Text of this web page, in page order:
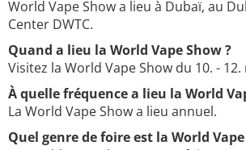
World Vape Show a lieu à Dubaï, au
Center DWTC.
Quand a lieu la World Vape Show ?
Visitez la World Vape Show du 10. -
À quelle fréquence a lieu la World
La World Vape Show a lieu annuel.
Quel genre de foire est la World